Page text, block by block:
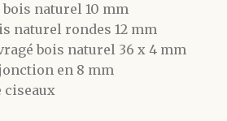
naturel 10 mm
naturel rondes 12 mm
bois naturel 36 x 4 mm
en 8 mm
ciseaux